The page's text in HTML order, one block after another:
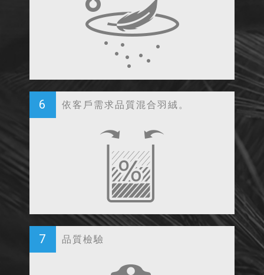
6 依客戶需求品質混合羽絨。
7 品質檢驗